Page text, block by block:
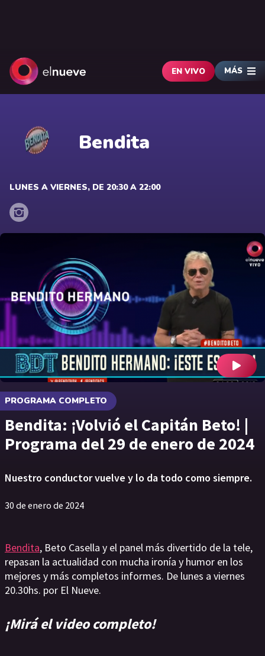
EN VIVO MÁS
Bendita
LUNES A VIERNES, DE 20:30 A 22:00
PROGRAMA COMPLETO
Bendita: ¡Volvió el Capitán Beto! |
Programa del 29 de enero de 2024
Nuestro conductor vuelve y lo da todo como siempre.
30 de enero de 2024
Bendita, Beto Casella y el panel más divertido de la tele,
repasan la actualidad con mucha ironía y humor en los
mejores y más completos informes. De lunes a viernes
20.30hs. por El Nueve.
¡Mirá el video completo!